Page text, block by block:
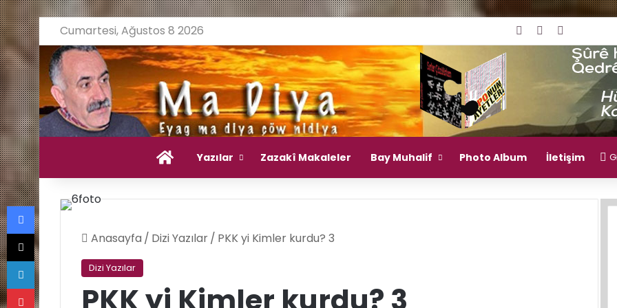
Cumartesi, Ağustos 8 2026 Giriş YapRastgele
Ana Sayfa
Yazılar Zazakî Makaleler Bay Muhalif Photo Album İletişim
Anasayfa / Dizi Yazılar/ PKK yi Kimler kurdu? 3
Dizi Yazılar
PKK yi Kimler kurdu? 3
Facebook
X
LinkedIn
Pinterest